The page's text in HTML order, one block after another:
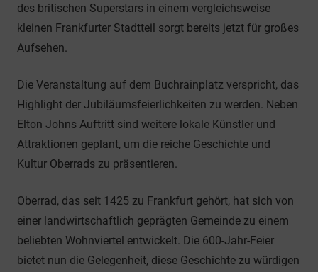
des britischen Superstars in einem vergleichsweise
kleinen Frankfurter Stadtteil sorgt bereits jetzt für großes
Aufsehen.
Die Veranstaltung auf dem Buchrainplatz verspricht, das
Highlight der Jubiläumsfeierlichkeiten zu werden. Neben
Elton Johns Auftritt sind weitere lokale Künstler und
Attraktionen geplant, um die reiche Geschichte und
Kultur Oberrads zu präsentieren.
Oberrad, das seit 1425 zu Frankfurt gehört, hat sich von
einer landwirtschaftlich geprägten Gemeinde zu einem
beliebten Wohnviertel entwickelt. Die 600-Jahr-Feier
bietet nun die Gelegenheit, diese Geschichte zu würdigen